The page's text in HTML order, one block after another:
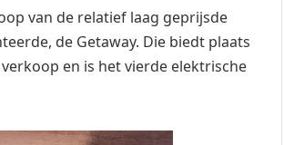
van de relatief laag geprijsde
de Getaway. Die biedt plaats
en is het vierde elektrische